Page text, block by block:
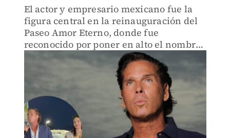
El actor y empresario mexicano fue la
figura central en la reinauguración del
Paseo Amor Eterno, donde fue
reconocido por poner en alto el nombre
del puerto a nivel internacional.